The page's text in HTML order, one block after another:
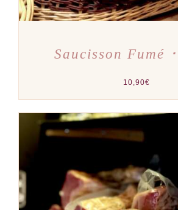
Saucisson Fumé
10,90€